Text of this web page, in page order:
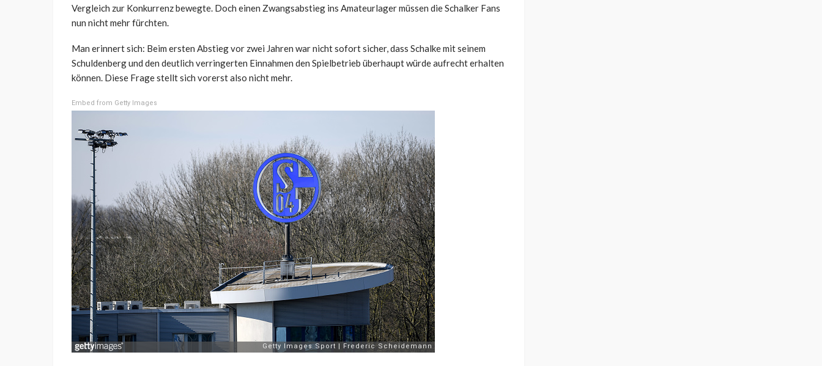
Vergleich zur Konkurrenz bewegte. Doch einen Zwangsabstieg ins Amateurlager müssen die Schalker Fans
nun nicht mehr fürchten.
Man erinnert sich: Beim ersten Abstieg vor zwei Jahren war nicht sofort sicher, dass Schalke mit seinem
Schuldenberg und den deutlich verringerten Einnahmen den Spielbetrieb überhaupt würde aufrecht erhalten
können. Diese Frage stellt sich vorerst also nicht mehr.
Embed from Getty Images